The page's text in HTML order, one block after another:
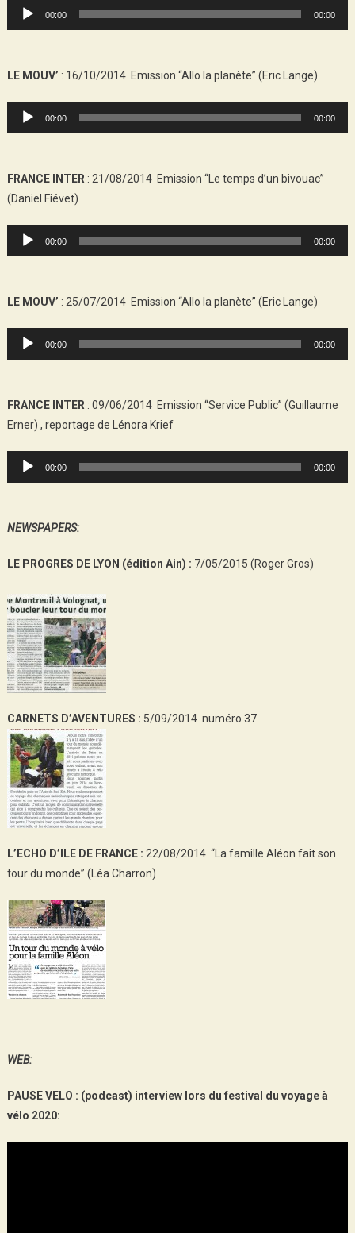
Audio
Player
00:00 00:00
LE MOUV’ : 16/10/2014 Emission “Allo la planète” (Eric Lange)
Audio
Player
00:00 00:00
FRANCE INTER: 21/08/2014 Emission “Le temps d’un bivouac”
(Daniel Fiévet)
Audio
Player
00:00 00:00
LE MOUV’ : 25/07/2014 Emission “Allo la planète” (Eric Lange)
Audio
Player
00:00 00:00
FRANCE INTER: 09/06/2014 Emission “Service Public” (Guillaume
Erner) , reportage de Lénora Krief
Audio
Player
00:00 00:00
NEWSPAPERS:
LE PROGRES DE LYON (édition Ain) : 7/05/2015 (Roger Gros)
CARNETS D’AVENTURES : 5/09/2014 numéro 37
L’ECHO D’ILE DE FRANCE : 22/08/2014 “La famille Aléon fait son
tour du monde” (Léa Charron)
WEB:
PAUSE VELO : (podcast) interview lors du festival du voyage à
vélo 2020: